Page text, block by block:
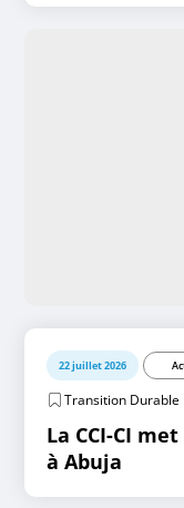
22 juillet 2026
Transition Durable
La CCI-CI
à Abuja